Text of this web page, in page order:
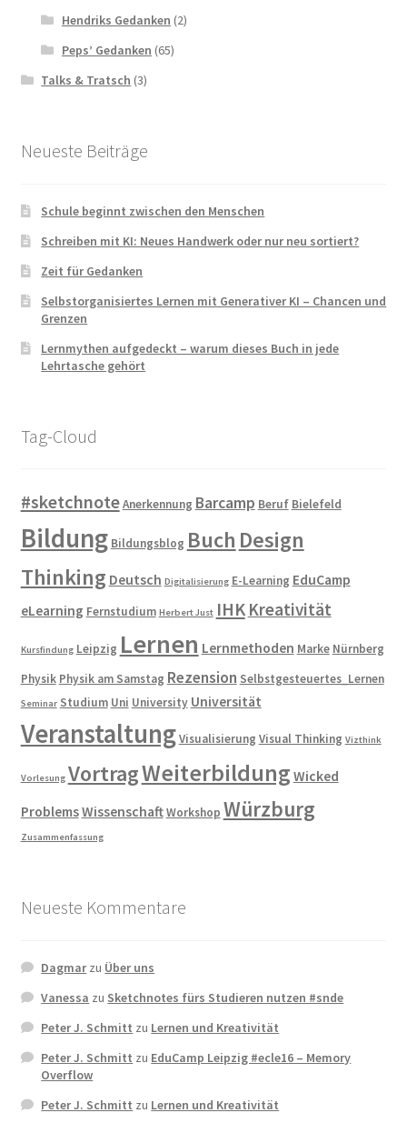
Hendriks Gedanken (2)
Peps’ Gedanken (65)
Talks & Tratsch (3)
Neueste Beiträge
Schule beginnt zwischen den Menschen
Schreiben mit KI: Neues Handwerk oder nur neu sortiert?
Zeit für Gedanken
Selbstorganisiertes Lernen mit Generativer KI – Chancen und
Grenzen
Lernmythen aufgedeckt – warum dieses Buch in jede
Lehrtasche gehört
Tag-Cloud
#sketchnoteAnerkennung Barcamp Beruf Bielefeld
Bildung Bildungsblog Buch Design
Thinking Deutsch Digitalisierung E-Learning EduCamp
eLearning Fernstudium Herbert Just IHK Kreativität
Kursfindung Leipzig Lernen Lernmethoden Marke Nürnberg
Physik Physik am Samstag Rezension Selbstgesteuertes_Lernen
Seminar Studium Uni University Universität
VeranstaltungVisualisierung Visual Thinking Vizthink
Vorlesung VortragWeiterbildung Wicked
ProblemsWissenschaftWorkshop Würzburg
Zusammenfassung
Neueste Kommentare
Dagmarzu Über uns
Vanessa zu Sketchnotes fürs Studieren nutzen #snde
Peter J. Schmitt zu Lernen und Kreativität
Peter J. Schmitt zu EduCamp Leipzig #ecle16 – Memory
Overflow
Peter J. Schmitt zu Lernen und Kreativität